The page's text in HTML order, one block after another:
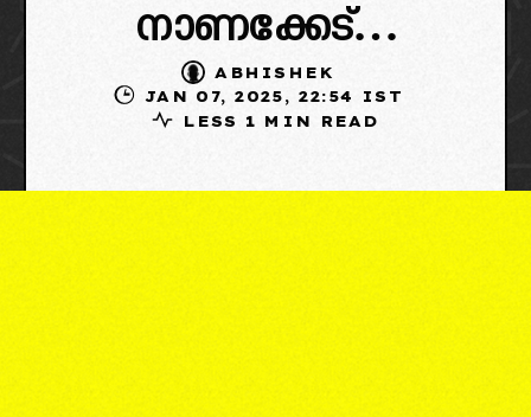
നാണക്കേട്…
ABHISHEK
JAN 07, 2025, 22:54 IST
LESS 1 MIN READ